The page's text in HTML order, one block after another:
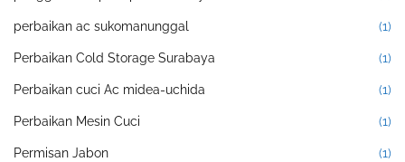
perbaikan ac sukomanunggal (1)
Perbaikan Cold Storage Surabaya (1)
Perbaikan cuci Ac midea-uchida (1)
Perbaikan Mesin Cuci (1)
Permisan Jabon (1)